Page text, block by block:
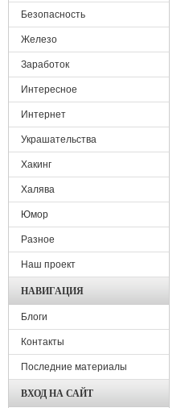
Безопасность
Железо
Заработок
Интересное
Интернет
Украшательства
Хакинг
Халява
Юмор
Разное
Наш проект
НАВИГАЦИЯ
Блоги
Контакты
Последние материалы
ВХОД НА САЙТ